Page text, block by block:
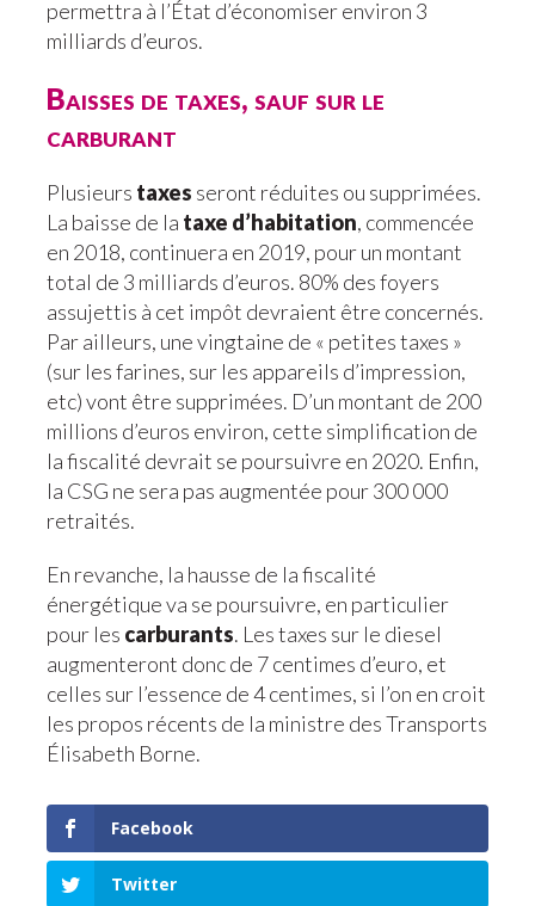
permettra à l’État d’économiser environ 3
milliards d’euros.
Baisses de taxes, sauf sur le
carburant
Plusieurs taxes seront réduites ou supprimées.
La baisse de la taxe d’habitation, commencée
en 2018, continuera en 2019, pour un montant
total de 3 milliards d’euros. 80% des foyers
assujettis à cet impôt devraient être concernés.
Par ailleurs, une vingtaine de « petites taxes »
(sur les farines, sur les appareils d’impression,
etc) vont être supprimées. D’un montant de 200
millions d’euros environ, cette simplification de
la fiscalité devrait se poursuivre en 2020. Enfin,
la CSG ne sera pas augmentée pour 300 000
retraités.
En revanche, la hausse de la fiscalité
énergétique va se poursuivre, en particulier
pour les carburants. Les taxes sur le diesel
augmenteront donc de 7 centimes d’euro, et
celles sur l’essence de 4 centimes, si l’on en croit
les propos récents de la ministre des Transports
Élisabeth Borne.
Facebook
Twitter